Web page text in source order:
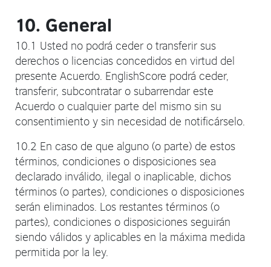
10. General
10.1 Usted no podrá ceder o transferir sus
derechos o licencias concedidos en virtud del
presente Acuerdo. EnglishScore podrá ceder,
transferir, subcontratar o subarrendar este
Acuerdo o cualquier parte del mismo sin su
consentimiento y sin necesidad de notificárselo.
10.2 En caso de que alguno (o parte) de estos
términos, condiciones o disposiciones sea
declarado inválido, ilegal o inaplicable, dichos
términos (o partes), condiciones o disposiciones
serán eliminados. Los restantes términos (o
partes), condiciones o disposiciones seguirán
siendo válidos y aplicables en la máxima medida
permitida por la ley.